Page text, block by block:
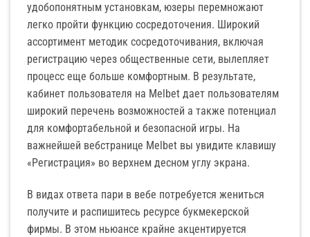
удобопонятным установкам, юзеры перемножают
легко пройти функцию сосредоточения. Широкий
ассортимент методик сосредоточивания, включая
регистрацию через общественные сети, вылепляет
процесс еще больше комфортным. В результате,
кабинет пользователя на Melbet дает пользователям
широкий перечень возможностей а также потенциал
для комфортабельной и безопасной игры. На
важнейшей вебстранице Melbet вы увидите клавишу
«Регистрация» во верхнем десном углу экрана.
В видах ответа пари в вебе потребуется жениться
получите и распишитесь ресурсе букмекерской
фирмы. В этом ньюансе крайне акцентируется